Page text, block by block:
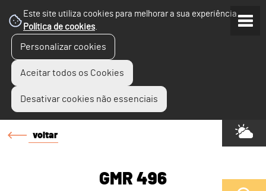
Este site utiliza cookies para melhorar a sua experiência.
Política de cookies.
Personalizar cookies
Aceitar todos os Cookies
Desativar cookies não essenciais
voltar
GMR 496